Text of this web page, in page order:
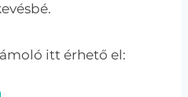
itt érhető el: